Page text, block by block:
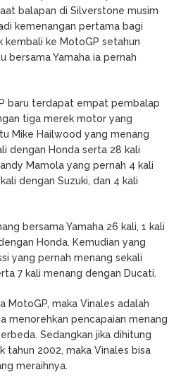
balapan di Silverstone musim
kemenangan pertama bagi
kembali ke MotoGP setahun
bersama Yamaha ia pernah
baru terdapat empat pembalap
tiga merek motor yang
Mike Hailwood yang menang
dengan Honda serta 28 kali
Mamola yang pernah 4 kali
dengan Suzuki, dan 4 kali
bersama Yamaha 26 kali, 1 kali
Honda. Kemudian yang
yang pernah menang sekali
7 kali menang dengan Ducati.
MotoGP, maka Vinales adalah
menorehkan pencapaian menang
Sedangkan jika dihitung
tahun 2002, maka Vinales bisa
meraihnya.